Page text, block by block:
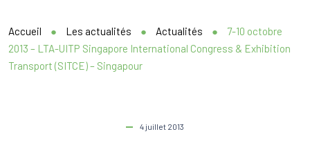
Accueil ● Les actualités ● Actualités ●
7-10 octobre
2013 – LTA-UITP Singapore International Congress & Exhibition
Transport (SITCE) – Singapour
4 juillet 2013